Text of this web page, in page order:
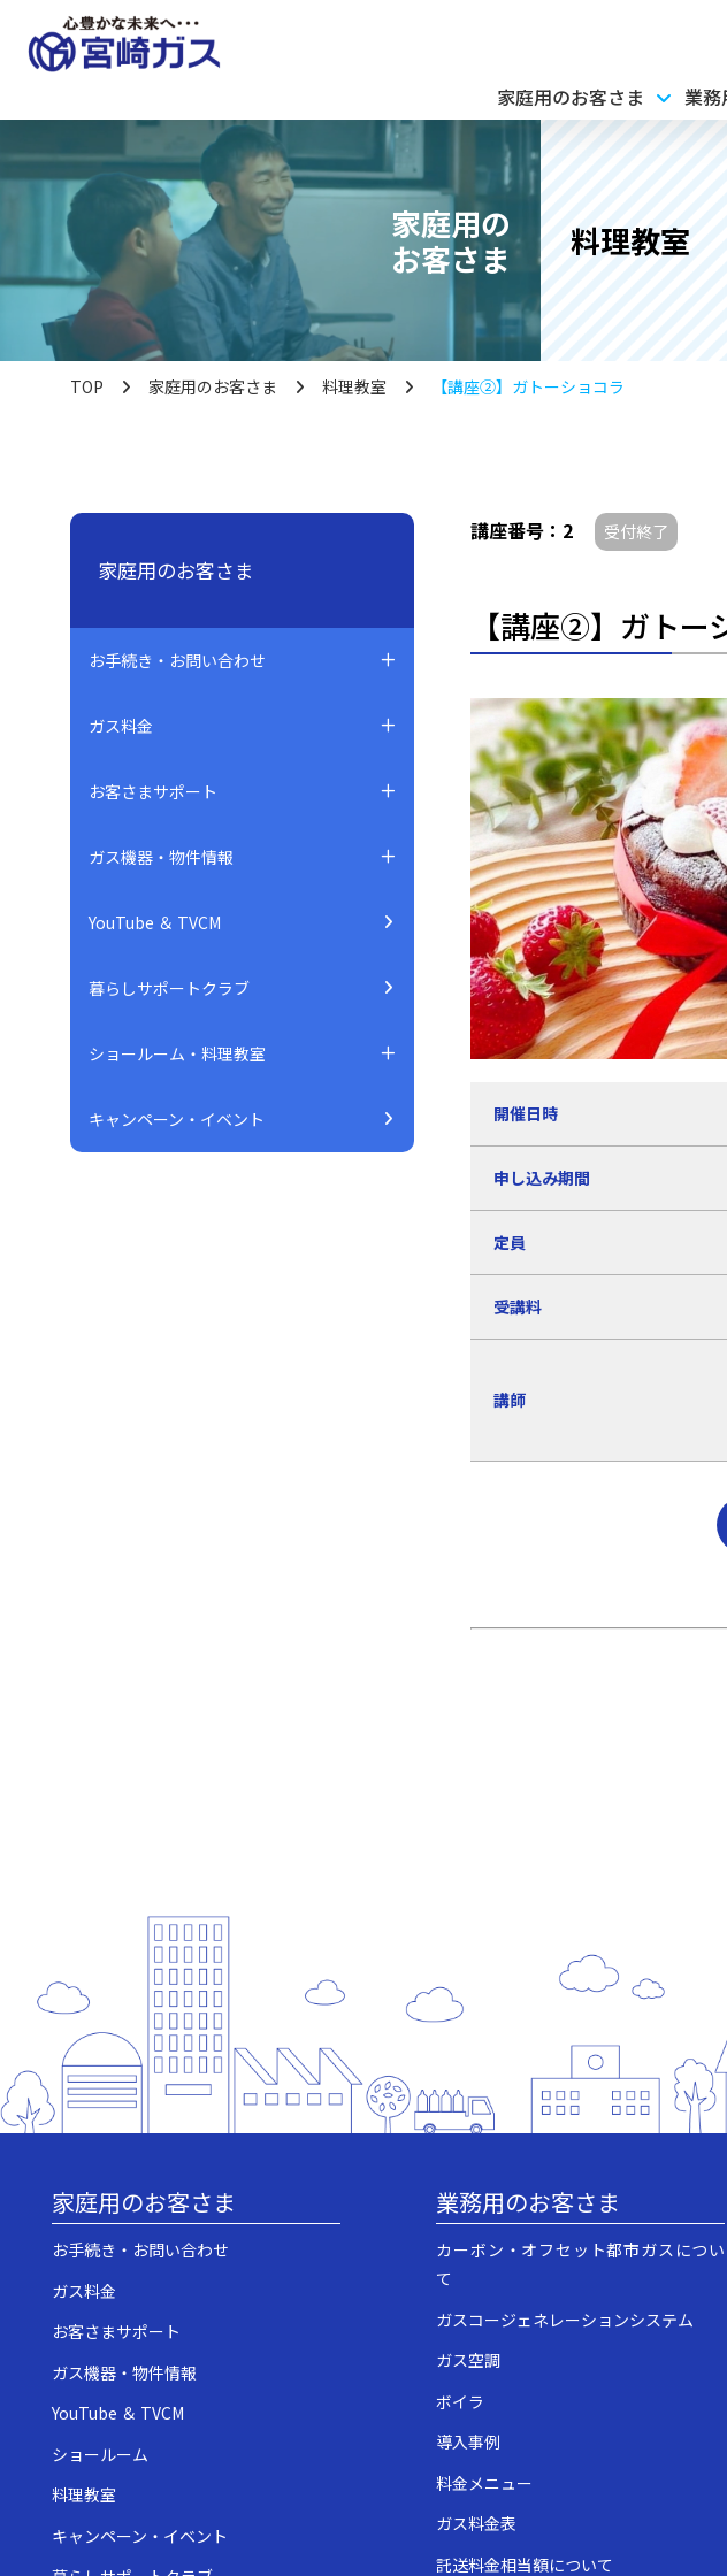
家庭用のお客さま 業務
家庭用の
お客さま
料理教室
TOP 家庭用のお客さま 料理教室 【講座②】ガトーショコラ
家庭用のお客さま
お手続き・お問い合わせ
ガス料金
お客さまサポート
ガス機器・物件情報
YouTube ＆ TVCM
暮らしサポートクラブ
ショールーム・料理教室
キャンペーン・イベント
講座番号：2 受付終了
【講座②】ガトー
開催日時
申し込み期間
定員
受講料
講師
家庭用のお客さま
お手続き・お問い合わせ
ガス料金
お客さまサポート
ガス機器・物件情報
YouTube ＆ TVCM
ショールーム
料理教室
キャンペーン・イベント
業務用のお客さま
カーボン・オフセット都市ガスについ
て
ガスコージェネレーションシステム
ガス空調
ボイラ
導入事例
料金メニュー
ガス料金表
託送料金相当額について